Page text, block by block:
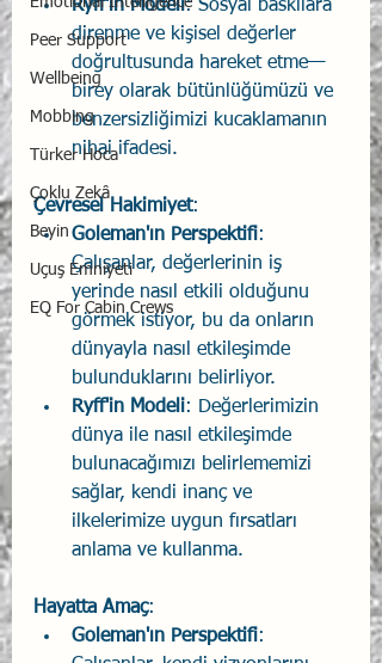
Peer Support
Wellbeing
Mobbing
Türker Hoca
Çoklu Zekâ
Beyin
Uçuş Emniyeti
EQ For Cabin Crews
Ryff'in Modeli: Sosyal baskılara
direnme ve kişisel değerler
doğrultusunda hareket etme—
birey olarak bütünlüğümüzü ve
benzersizliğimizi kucaklamanın
nihai ifadesi.
Çevresel Hakimiyet:
Goleman'ın Perspektifi:
Çalışanlar, değerlerinin iş
yerinde nasıl etkili olduğunu
görmek istiyor, bu da onların
dünyayla nasıl etkileşimde
bulunduklarını belirliyor.
Ryff'in Modeli: Değerlerimizin
dünya ile nasıl etkileşimde
bulunacağımızı belirlememizi
sağlar, kendi inanç ve
ilkelerimize uygun fırsatları
anlama ve kullanma.
Hayatta Amaç:
Goleman'ın Perspektifi: